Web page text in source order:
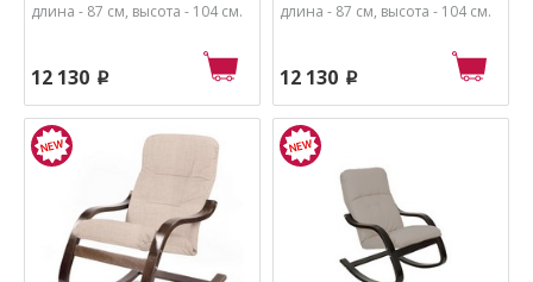
длина - 87 см, высота - 104 см.
12 130 p
длина - 87 см, высота - 104 см.
12 130 p